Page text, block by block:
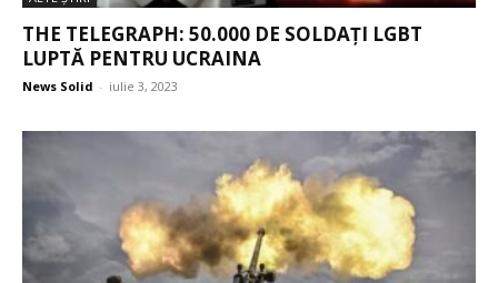
THE TELEGRAPH: 50.000 DE SOLDAȚI LGBT
LUPTĂ PENTRU UCRAINA
News Solid - iulie 3, 2023